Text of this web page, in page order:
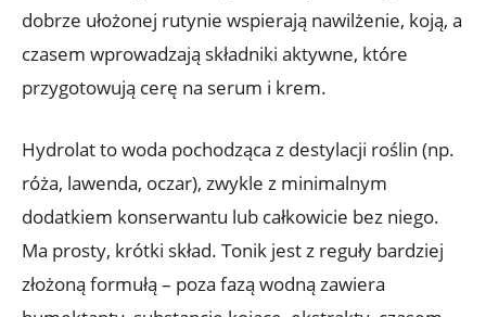
dobrze ułożonej rutynie wspierają nawilżenie, koją, a
czasem wprowadzają składniki aktywne, które
przygotowują cerę na serum i krem.
Hydrolat to woda pochodząca z destylacji roślin (np.
róża, lawenda, oczar), zwykle z minimalnym
dodatkiem konserwantu lub całkowicie bez niego.
Ma prosty, krótki skład. Tonik jest z reguły bardziej
złożoną formułą – poza fazą wodną zawiera